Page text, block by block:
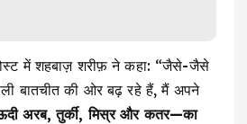
में शहबाज़ शरीफ़ ने कहा: “जैसे-जैसे
बातचीत की ओर बढ़ रहे हैं, मैं अपने
अरब, तुर्की, मिस्र और कतर—का